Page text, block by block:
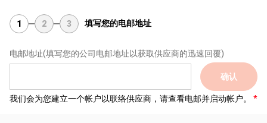
1 2 3 填写您的电邮地址
电邮地址(填写您的公司电邮地址以获取供应商的迅速回覆)
确认
我们会为您建立一个帐户以联络供应商，请查看电邮并启动帐户。